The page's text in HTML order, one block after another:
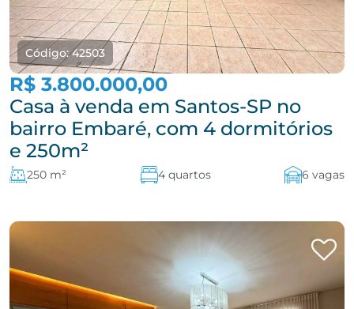
Código: 42503
R$ 3.800.000,00
Casa à venda em Santos-SP no
bairro Embaré, com 4 dormitórios
e 250m²
250 m² 4 quartos 6 vagas